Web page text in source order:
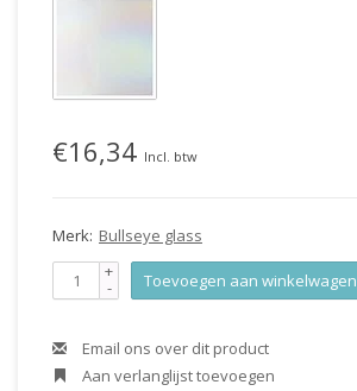
€16,34 Incl. btw
Merk: Bullseye glass
+
- Toevoegen aan winkelwagen
Email ons over dit product
Aan verlanglijst toevoegen